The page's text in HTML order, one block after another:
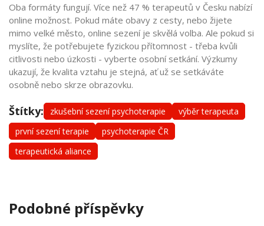
Oba formáty fungují. Více než 47 % terapeutů v Česku nabízí
online možnost. Pokud máte obavy z cesty, nebo žijete
mimo velké město, online sezení je skvělá volba. Ale pokud si
myslíte, že potřebujete fyzickou přítomnost - třeba kvůli
citlivosti nebo úzkosti - vyberte osobní setkání. Výzkumy
ukazují, že kvalita vztahu je stejná, ať už se setkáváte
osobně nebo skrze obrazovku.
Štítky: zkušební sezení psychoterapie
výběr terapeuta
první sezení terapie
psychoterapie ČR
terapeutická aliance
Podobné příspěvky